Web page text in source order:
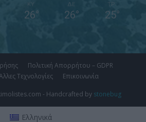
ΚΥ
26°
ΔΕ
26°
ΤΡ
25°
Πολιτική Απορρήτου – GDPR
Τεχνολογίες
Επικοινωνία
- Handcrafted by stonebug
Ελληνικά